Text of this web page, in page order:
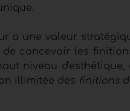
a une valeur
de concevoir les
niveau
illimitée des finitions